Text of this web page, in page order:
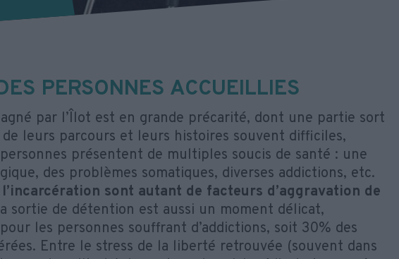
PERSONNES ACCUEILLIES
par l’Îlot est en grande précarité, dont une partie sort
leurs parcours et leurs histoires souvent difficiles,
présentent de multiples soucis de santé : une
des problèmes somatiques, diverses addictions, etc.
l’incarcération sont autant de facteurs d’aggravation de
sortie de détention est aussi un moment délicat,
les personnes souffrant d’addictions, soit 30% des
Entre le stress de la liberté retrouvée (souvent dans